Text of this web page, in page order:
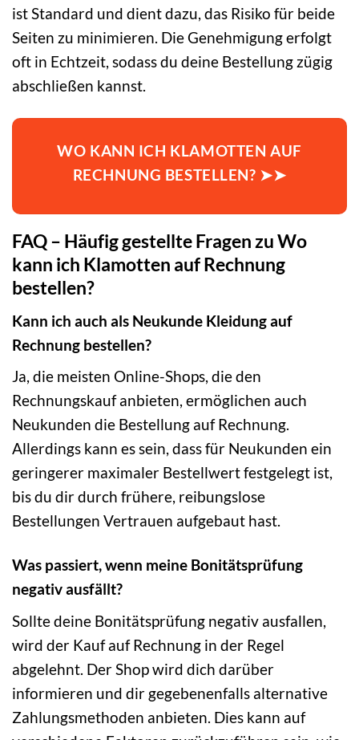
ist Standard und dient dazu, das Risiko für beide
Seiten zu minimieren. Die Genehmigung erfolgt
oft in Echtzeit, sodass du deine Bestellung zügig
abschließen kannst.
WO KANN ICH KLAMOTTEN AUF
RECHNUNG BESTELLEN? ➤➤
FAQ – Häufig gestellte Fragen zu Wo
kann ich Klamotten auf Rechnung
bestellen?
Kann ich auch als Neukunde Kleidung auf
Rechnung bestellen?
Ja, die meisten Online-Shops, die den
Rechnungskauf anbieten, ermöglichen auch
Neukunden die Bestellung auf Rechnung.
Allerdings kann es sein, dass für Neukunden ein
geringerer maximaler Bestellwert festgelegt ist,
bis du dir durch frühere, reibungslose
Bestellungen Vertrauen aufgebaut hast.
Was passiert, wenn meine Bonitätsprüfung
negativ ausfällt?
Sollte deine Bonitätsprüfung negativ ausfallen,
wird der Kauf auf Rechnung in der Regel
abgelehnt. Der Shop wird dich darüber
informieren und dir gegebenenfalls alternative
Zahlungsmethoden anbieten. Dies kann auf